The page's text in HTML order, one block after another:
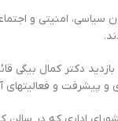
سیاسی، امنیتی و
بازدید دکتر کمال
‌پیشرفت و فعالیتهای